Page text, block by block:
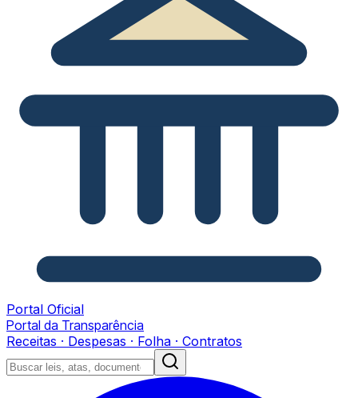
Portal Oficial
Portal da Transparência
Receitas · Despesas · Folha · Contratos